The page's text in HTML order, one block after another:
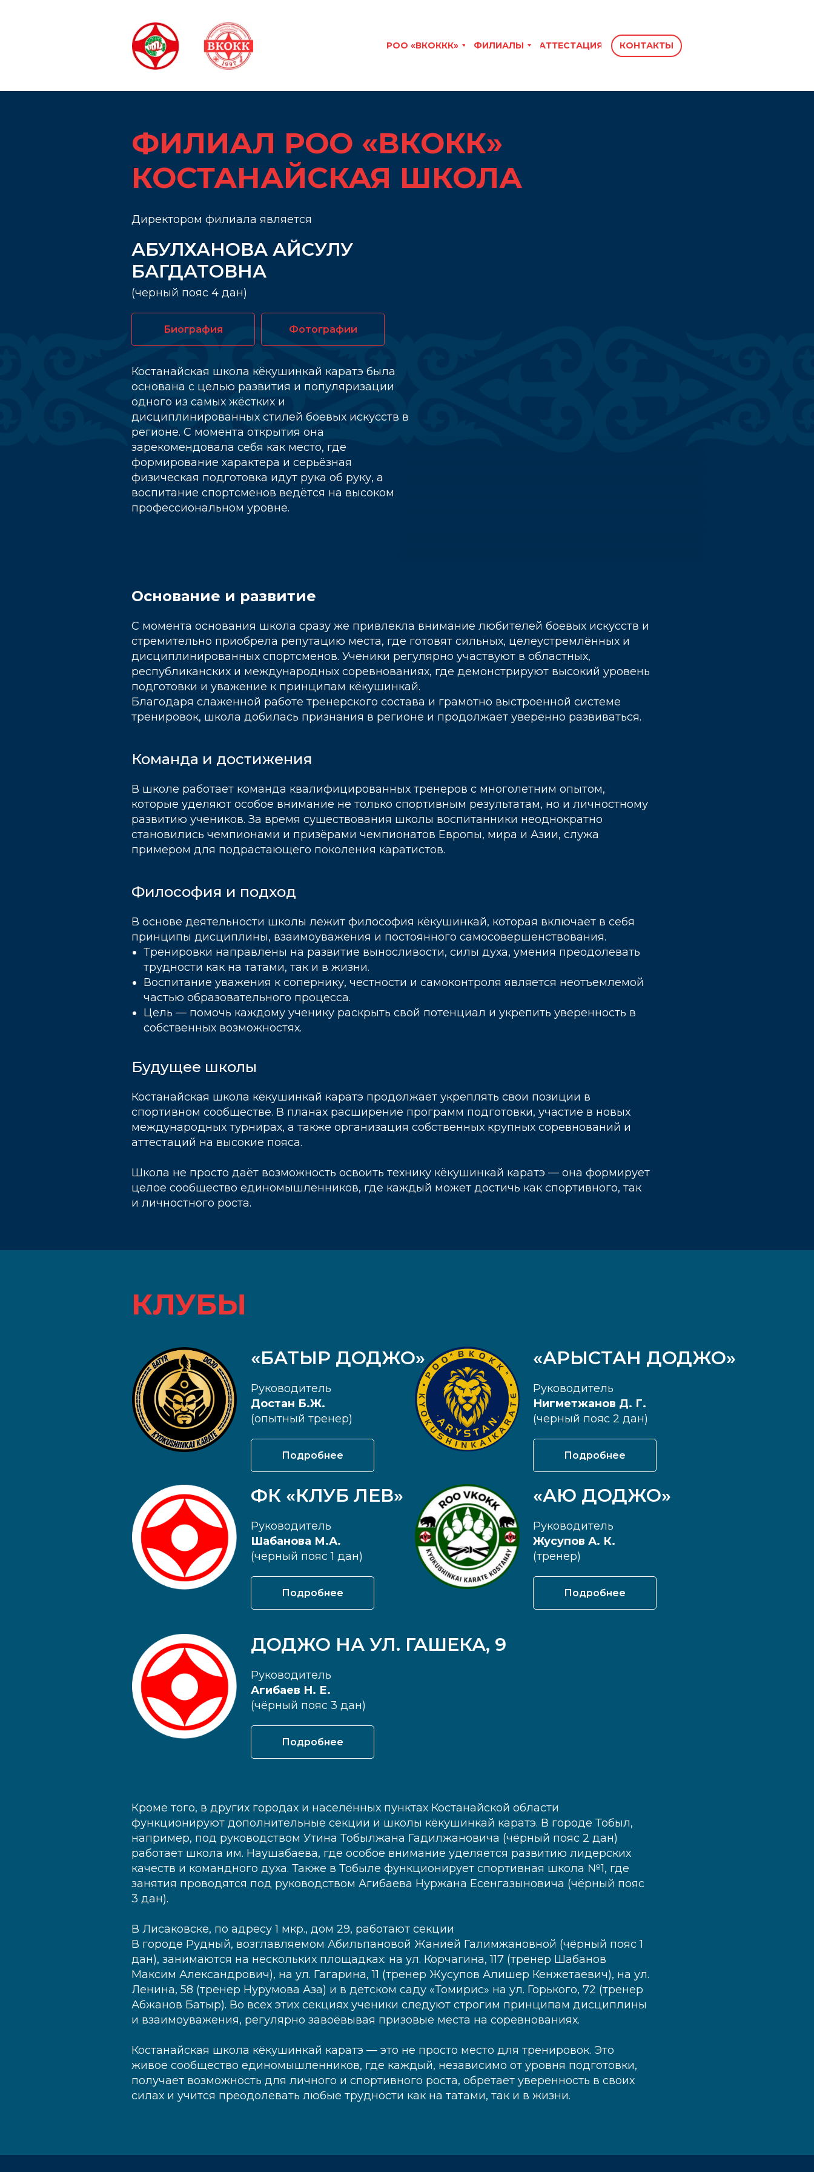
КОНТАКТЫ
РОО «ВКОККК» ФИЛИАЛЫ АТТЕСТАЦИЯ
Костанайская школа кёкушинкай каратэ была
основана с целью развития и популяризации
одного из самых жёстких и
дисциплинированных стилей боевых искусств в
регионе. С момента открытия она
зарекомендовала себя как место, где
формирование характера и серьёзная
физическая подготовка идут рука об руку, а
воспитание спортсменов ведётся на высоком
профессиональном уровне.
(черный пояс 4 дан)
Директором филиала является
ФИЛИАЛ РОО «ВКОКК»
КОСТАНАЙСКАЯ ШКОЛА
АБУЛХАНОВА АЙСУЛУ
БАГДАТОВНА
Фотографии
Биография
Основание и развитие
С момента основания школа сразу же привлекла внимание любителей боевых искусств и
стремительно приобрела репутацию места, где готовят сильных, целеустремлённых и
дисциплинированных спортсменов. Ученики регулярно участвуют в областных,
республиканских и международных соревнованиях, где демонстрируют высокий уровень
подготовки и уважение к принципам кёкушинкай.
Благодаря слаженной работе тренерского состава и грамотно выстроенной системе
тренировок, школа добилась признания в регионе и продолжает уверенно развиваться.
Команда и достижения
В школе работает команда квалифицированных тренеров с многолетним опытом,
которые уделяют особое внимание не только спортивным результатам, но и личностному
развитию учеников. За время существования школы воспитанники неоднократно
становились чемпионами и призёрами чемпионатов Европы, мира и Азии, служа
примером для подрастающего поколения каратистов.
Философия и подход
В основе деятельности школы лежит философия кёкушинкай, которая включает в себя
принципы дисциплины, взаимоуважения и постоянного самосовершенствования.
Тренировки направлены на развитие выносливости, силы духа, умения преодолевать
трудности как на татами, так и в жизни.
Воспитание уважения к сопернику, честности и самоконтроля является неотъемлемой
частью образовательного процесса.
Цель — помочь каждому ученику раскрыть свой потенциал и укрепить уверенность в
собственных возможностях.
Будущее школы
Костанайская школа кёкушинкай каратэ продолжает укреплять свои позиции в
спортивном сообществе. В планах расширение программ подготовки, участие в новых
международных турнирах, а также организация собственных крупных соревнований и
аттестаций на высокие пояса.
Школа не просто даёт возможность освоить технику кёкушинкай каратэ — она формирует
целое сообщество единомышленников, где каждый может достичь как спортивного, так
и личностного роста.
Руководитель
Нигметжанов Д. Г.
(черный пояс 2 дан)
КЛУБЫ
«АРЫСТАН ДОДЖО»
Подробнее
Подробнее
«БАТЫР ДОДЖО»
Руководитель
Достан Б.Ж.
(опытный тренер)
Руководитель
Жусупов А. К.
(тренер)
«АЮ ДОДЖО»
Подробнее
Подробнее
ФК «КЛУБ ЛЕВ»
Руководитель
Шабанова М.А.
(черный пояс 1 дан)
Подробнее
ДОДЖО НА УЛ. ГАШЕКА, 9
Руководитель
Агибаев Н. Е.
(чёрный пояс 3 дан)
Кроме того, в других городах и населённых пунктах Костанайской области
функционируют дополнительные секции и школы кёкушинкай каратэ. В городе Тобыл,
например, под руководством Утина Тобылжана Гадилжановича (чёрный пояс 2 дан)
работает школа им. Наушабаева, где особое внимание уделяется развитию лидерских
качеств и командного духа. Также в Тобыле функционирует спортивная школа №1, где
занятия проводятся под руководством Агибаева Нуржана Есенгазыновича (чёрный пояс
3 дан).
В Лисаковске, по адресу 1 мкр., дом 29, работают секции
В городе Рудный, возглавляемом Абильпановой Жанией Галимжановной (чёрный пояс 1
дан), занимаются на нескольких площадках: на ул. Корчагина, 117 (тренер Шабанов
Максим Александрович), на ул. Гагарина, 11 (тренер Жусупов Алишер Кенжетаевич), на ул.
Ленина, 58 (тренер Нурумова Аза) и в детском саду «Томирис» на ул. Горького, 72 (тренер
Абжанов Батыр). Во всех этих секциях ученики следуют строгим принципам дисциплины
и взаимоуважения, регулярно завоёвывая призовые места на соревнованиях.
Костанайская школа кёкушинкай каратэ — это не просто место для тренировок. Это
живое сообщество единомышленников, где каждый, независимо от уровня подготовки,
получает возможность для личного и спортивного роста, обретает уверенность в своих
силах и учится преодолевать любые трудности как на татами, так и в жизни.